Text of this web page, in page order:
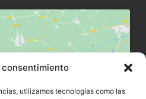
utilizamos tecnologías como las